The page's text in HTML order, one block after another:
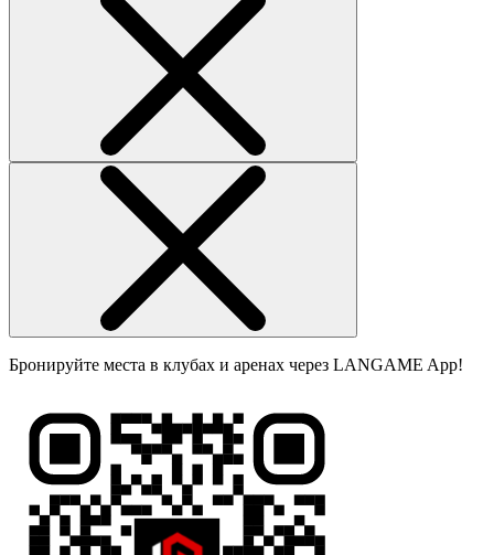
Бронируйте места в клубах и аренах через LANGAME App!